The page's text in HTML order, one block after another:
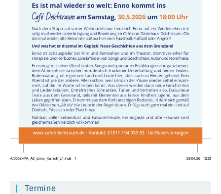
Termine